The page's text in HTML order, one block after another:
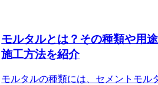
モルタルとは？その種類や用途
施工方法を紹介
モルタルの種類には、セメントモル